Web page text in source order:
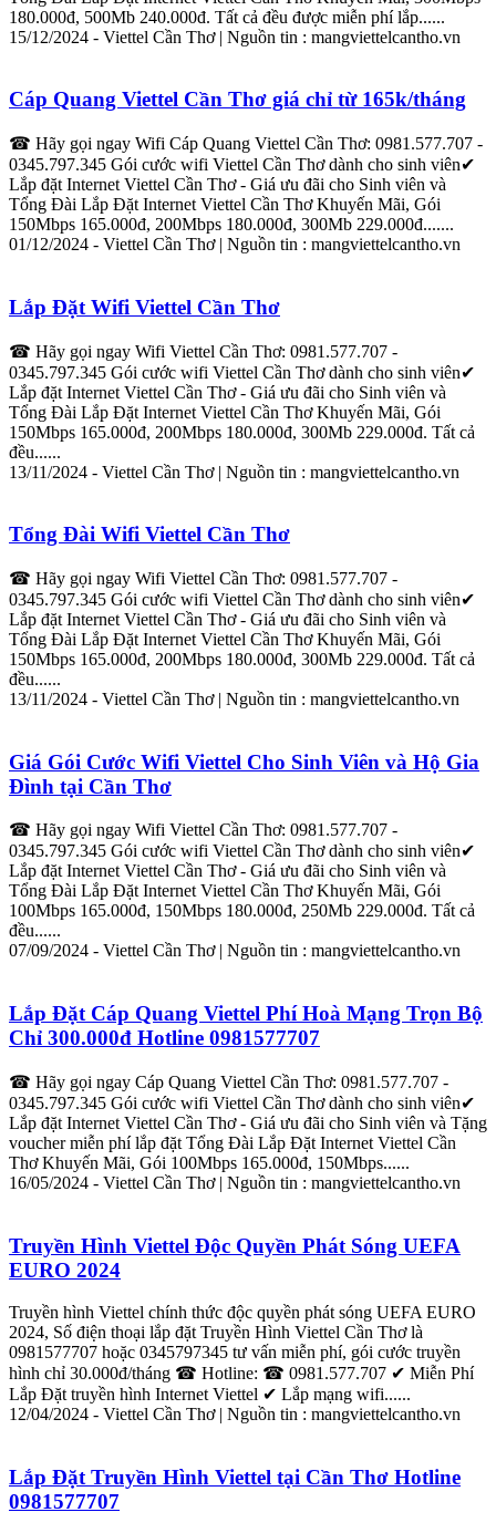
180.000đ, 500Mb 240.000đ. Tất cả đều được miễn phílắp......
15/12/2024 - Viettel Cần Thơ| Nguồn tin : mangviettelcantho.vn
Cáp Quang Viettel Cần Thơ giá chỉ từ 165k/tháng
☎ Hãy gọi ngay Wifi Cáp Quang Viettel Cần Thơ: 0981.577.707 -
0345.797.345 Gói cước wifi Viettel Cần Thơdành cho sinh viên✔
Lắp đặt Internet Viettel Cần Thơ- Giá ưu đãi cho Sinh viên và
Tổng Đài Lắp Đặt Internet Viettel Cần ThơKhuyến Mãi, Gói
150Mbps 165.000đ, 200Mbps 180.000đ, 300Mb 229.000đ.......
01/12/2024 - Viettel Cần Thơ| Nguồn tin : mangviettelcantho.vn
Lắp Đặt Wifi Viettel Cần Thơ
☎ Hãy gọi ngay Wifi Viettel Cần Thơ: 0981.577.707 -
0345.797.345 Gói cước wifi Viettel Cần Thơdành cho sinh viên✔
Lắp đặt Internet Viettel Cần Thơ- Giá ưu đãi cho Sinh viên và
Tổng Đài Lắp Đặt Internet Viettel Cần ThơKhuyến Mãi, Gói
150Mbps 165.000đ, 200Mbps 180.000đ, 300Mb 229.000đ. Tất cả
đều......
13/11/2024 - Viettel Cần Thơ| Nguồn tin : mangviettelcantho.vn
Tổng Đài Wifi Viettel Cần Thơ
☎ Hãy gọi ngay Wifi Viettel Cần Thơ: 0981.577.707 -
0345.797.345 Gói cước wifi Viettel Cần Thơdành cho sinh viên✔
Lắp đặt Internet Viettel Cần Thơ- Giá ưu đãi cho Sinh viên và
Tổng Đài Lắp Đặt Internet Viettel Cần ThơKhuyến Mãi, Gói
150Mbps 165.000đ, 200Mbps 180.000đ, 300Mb 229.000đ. Tất cả
đều......
13/11/2024 - Viettel Cần Thơ| Nguồn tin : mangviettelcantho.vn
Giá Gói Cước Wifi Viettel Cho Sinh Viên và Hộ Gia
Đình tại Cần Thơ
☎ Hãy gọi ngay Wifi Viettel Cần Thơ: 0981.577.707 -
0345.797.345 Gói cước wifi Viettel Cần Thơdành cho sinh viên✔
Lắp đặt Internet Viettel Cần Thơ- Giá ưu đãi cho Sinh viên và
Tổng Đài Lắp Đặt Internet Viettel Cần ThơKhuyến Mãi, Gói
100Mbps 165.000đ, 150Mbps 180.000đ, 250Mb 229.000đ. Tất cả
đều......
07/09/2024 - Viettel Cần Thơ| Nguồn tin : mangviettelcantho.vn
Lắp Đặt Cáp Quang Viettel Phí Hoà Mạng Trọn Bộ
Chỉ 300.000đ Hotline 0981577707
☎ Hãy gọi ngay Cáp Quang Viettel Cần Thơ: 0981.577.707 -
0345.797.345 Gói cước wifi Viettel Cần Thơdành cho sinh viên✔
Lắp đặt Internet Viettel Cần Thơ- Giá ưu đãi cho Sinh viên và Tặng
voucher miễn phílắp đặt Tổng Đài Lắp Đặt Internet Viettel Cần
ThơKhuyến Mãi, Gói 100Mbps 165.000đ, 150Mbps......
16/05/2024 - Viettel Cần Thơ| Nguồn tin : mangviettelcantho.vn
Truyền Hình Viettel Độc Quyền Phát Sóng UEFA
EURO 2024
Truyền hình Viettel chính thức độc quyền phát sóng UEFA EURO
2024, Số điện thoại lắp đặt Truyền Hình Viettel Cần Thơlà
0981577707 hoặc 0345797345 tư vấn miễn phí, gói cước truyền
hình chỉ 30.000đ/tháng ☎ Hotline: ☎ 0981.577.707 ✔ Miễn Phí
Lắp Đặt truyền hình Internet Viettel ‎✔ Lắp mạng wifi......
12/04/2024 - Viettel Cần Thơ| Nguồn tin : mangviettelcantho.vn
Lắp Đặt Truyền Hình Viettel tại Cần Thơ Hotline
0981577707